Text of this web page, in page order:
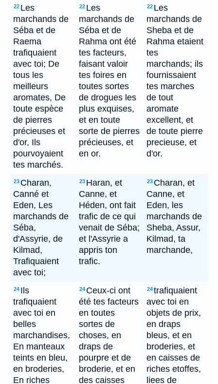
22 Les
marchands de
Séba et de
Raema
trafiquaient
avec toi; De
tous les
meilleurs
aromates, De
toute espèce
de pierres
précieuses et
d'or, Ils
pourvoyaient
tes marchés.
22 Les
marchands de
Séba et de
Rahma ont été
tes facteurs,
faisant valoir
tes foires en
toutes sortes
de drogues les
plus exquises,
et en toute
sorte de pierres
précieuses, et
en or.
22 Les
marchands de
Sheba et de
Rahma etaient
tes
marchands; ils
fournissaient
tes marches
de tout
aromate
excellent, et
de toute pierre
precieuse, et
d'or.
23 Charan,
Canné et
Eden, Les
marchands de
Séba,
d'Assyrie, de
Kilmad,
Trafiquaient
avec toi;
23 Haran, et
Canne, et
Héden, ont fait
trafic de ce qui
venait de Séba;
et l'Assyrie a
appris ton
trafic.
23 Charan, et
Canne, et
Eden, les
marchands de
Sheba, Assur,
Kilmad, ta
marchande,
24 Ils
trafiquaient
avec toi en
belles
marchandises,
En manteaux
teints en bleu,
en broderies,
En riches
24 Ceux-ci ont
été tes facteurs
en toutes
sortes de
choses, en
draps de
pourpre et de
broderie, et en
des caisses
24trafiquaient
avec toi en
objets de prix,
en draps
bleus, et en
broderies, et
en caisses de
riches etoffes,
liees de